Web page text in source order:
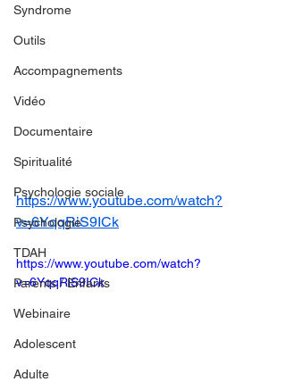
Syndrome
Outils
Accompagnements
Vidéo
Documentaire
Spiritualité
Psychologie sociale
Psychologie
TDAH
Parents / Enfants
Webinaire
Adolescent
Adulte
https://www.youtube.com/watch?
v=6YqqRiS9ICk
https://www.youtube.com/watch?
v=6YqqRiS9ICk